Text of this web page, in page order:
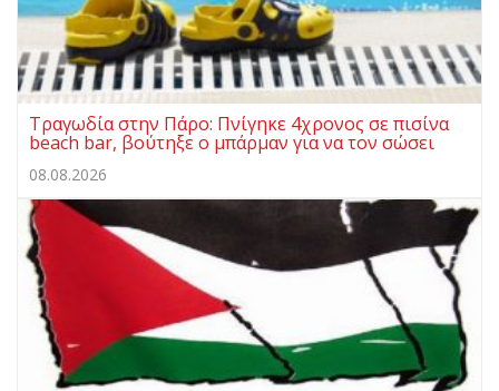
Τραγωδία στην Πάρο: Πνίγηκε 4χρονος σε πισίνα
beach bar, βούτηξε ο μπάρμαν για να τον σώσει
08.08.2026